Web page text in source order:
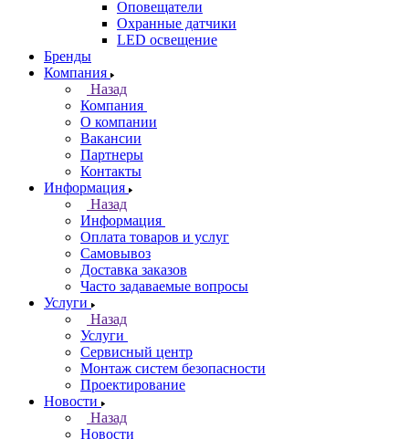
Оповещатели
Охранные датчики
LED освещение
Бренды
Компания
Назад
Компания
О компании
Вакансии
Партнеры
Контакты
Информация
Назад
Информация
Оплата товаров и услуг
Самовывоз
Доставка заказов
Часто задаваемые вопросы
Услуги
Назад
Услуги
Сервисный центр
Монтаж систем безопасности
Проектирование
Новости
Назад
Новости